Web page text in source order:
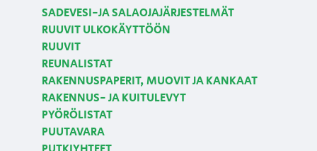
SADEVESI-JA SALAOJAJÄRJESTELMÄT
RUUVIT ULKOKÄYTTÖÖN
RUUVIT
REUNALISTAT
RAKENNUSPAPERIT, MUOVIT JA KANKAAT
RAKENNUS- JA KUITULEVYT
PYÖRÖLISTAT
PUUTAVARA